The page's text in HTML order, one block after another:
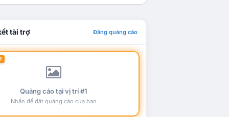
tài trợ Đăng quảng cáo
Quảng cáo tại vị trí #1
Nhấn để đặt quảng cáo của bạn